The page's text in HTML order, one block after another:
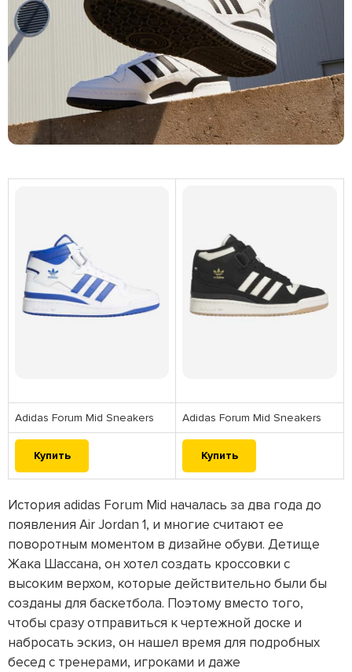
Adidas Forum Mid Sneakers Adidas Forum Mid Sneakers
Купить Купить
История adidas Forum Mid началась за два года до
появления Air Jordan 1, и многие считают ее
поворотным моментом в дизайне обуви. Детище
Жака Шассана, он хотел создать кроссовки с
высоким верхом, которые действительно были бы
созданы для баскетбола. Поэтому вместо того,
чтобы сразу отправиться к чертежной доске и
набросать эскиз, он нашел время для подробных
бесед с тренерами, игроками и даже